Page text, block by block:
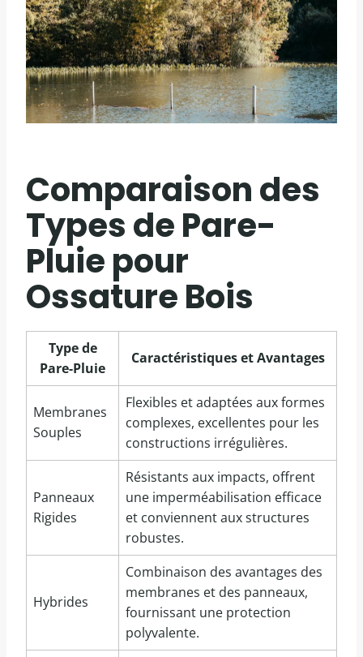
Comparaison des
Types de Pare-
Pluie pour
Ossature Bois
Type de
Pare-Pluie
Caractéristiques et Avantages
Membranes
Souples
Flexibles et adaptées aux formes
complexes, excellentes pour les
constructions irrégulières.
Panneaux
Rigides
Résistants aux impacts, offrent
une imperméabilisation efficace
et conviennent aux structures
robustes.
Hybrides
Combinaison des avantages des
membranes et des panneaux,
fournissant une protection
polyvalente.